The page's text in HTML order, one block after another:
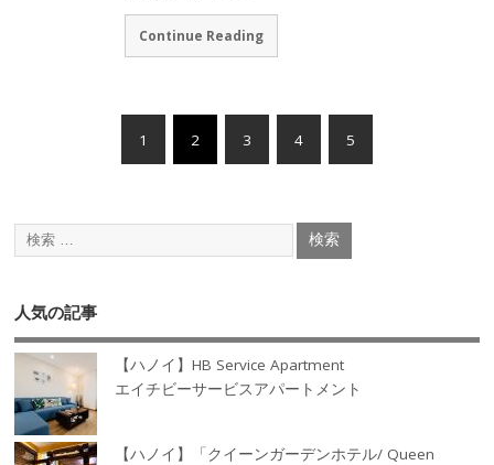
Continue Reading
1 2 3 4 5
人気の記事
【ハノイ】HB Service Apartment
エイチビーサービスアパートメント
【ハノイ】「クイーンガーデンホテル/ Queen